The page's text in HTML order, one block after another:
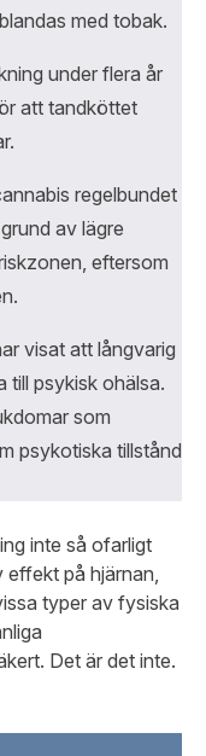
med tobak.
under flera år
att tandköttet
regelbundet
av lägre
eftersom
visat att långvarig
till psykisk ohälsa.
som
psykotiska tillstånd
inte så ofarligt
på hjärnan,
typer av fysiska
Det är det inte.